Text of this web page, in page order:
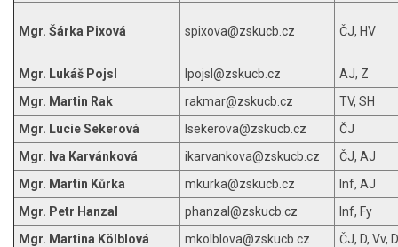
Mgr. Šárka Pixová spixova@zskucb.cz ČJ, HV
Mgr. Lukáš Pojsl lpojsl@zskucb.cz
AJ, Z
Mgr. Martin Rak
rakmar@zskucb.cz
TV, SH
Mgr. Lucie Sekerová
lsekerova@zskucb.cz
ČJ
Mgr. Iva Karvánková ikarvankova@zskucb.cz
ČJ, AJ
Mgr. Martin Kůrka
mkurka@zskucb.cz
Inf, AJ
Mgr. Petr Hanzal
phanzal@zskucb.cz
Inf, Fy
Mgr. Martina Kölblová
mkolblova@zskucb.cz
ČJ, D, Vv,